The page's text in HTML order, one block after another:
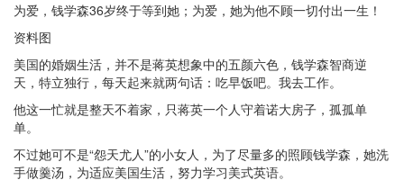
为爱，钱学森36岁终于等到她；为爱，她为他不顾一切付出一生！
资料图
美国的婚姻生活，并不是蒋英想象中的五颜六色，钱学森智商逆
天，特立独行，每天起来就两句话：吃早饭吧。我去工作。
他这一忙就是整天不着家，只蒋英一个人守着诺大房子，孤孤单
单。
不过她可不是“怨天尤人”的小女人，为了尽量多的照顾钱学森，她洗
手做羹汤，为适应美国生活，努力学习美式英语。